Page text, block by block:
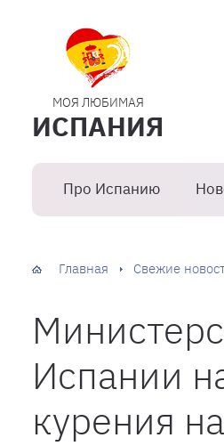
МОЯ ЛЮБИМАЯ
ИСПАНИЯ
Про Испанию
Главная Свежие
Испании
курения